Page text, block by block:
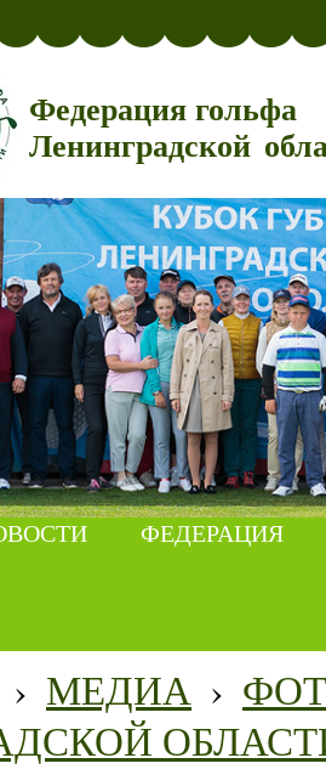
Федерация гольфа
Ленинградской
ФЕДЕРАЦИЯ
› МЕДИА ›